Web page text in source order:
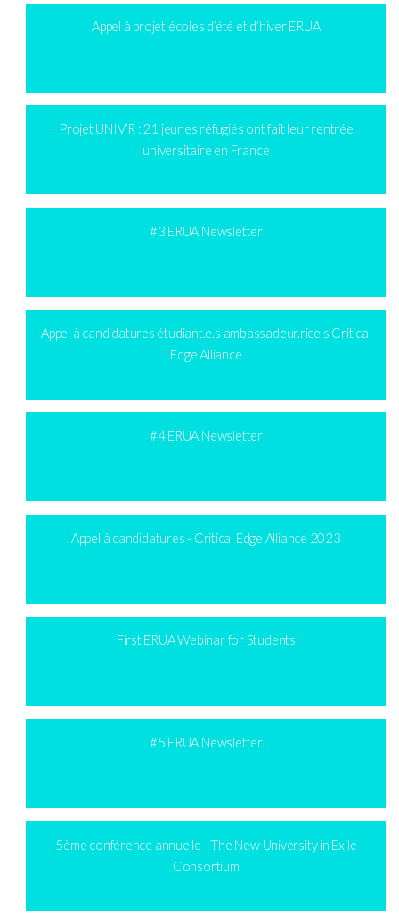
Appel à projet écoles d’été et d’hiver ERUA
Projet UNIV’R : 21 jeunes réfugiés ont fait leur rentrée
universitaire en France
#3 ERUA Newsletter
Appel à candidatures étudiant.e.s ambassadeur.rice.s Critical
Edge Alliance
#4 ERUA Newsletter
Appel à candidatures - Critical Edge Alliance 2023
First ERUA Webinar for Students
#5 ERUA Newsletter
5ème conférence annuelle - The New University in Exile
Consortium